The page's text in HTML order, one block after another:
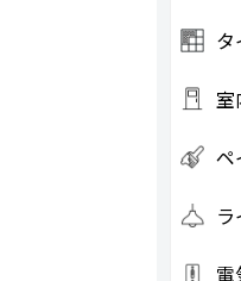
タ
室
ペ
電